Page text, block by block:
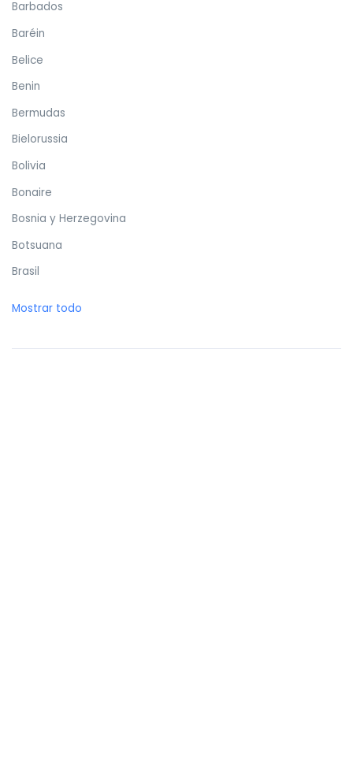
Barbados
Baréin
Belice
Benin
Bermudas
Bielorussia
Bolivia
Bonaire
Bosnia y Herzegovina
Botsuana
Brasil
Burkina Faso
Mostrar todo